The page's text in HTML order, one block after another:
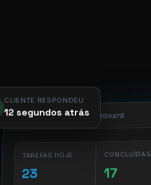
CLIENTE RESPONDEU
12 segundos atrás
app.pier.mobi/dashboard
TAREFAS HOJE
23
CONCLUÍDAS
17